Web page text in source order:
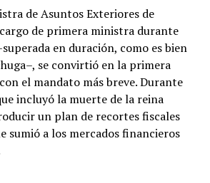
de Asuntos Exteriores de
de primera ministra durante
en duración, como es bien
se convirtió en la primera
el mandato más breve. Durante
incluyó la muerte de la reina
un plan de recortes fiscales
sumió a los mercados financieros